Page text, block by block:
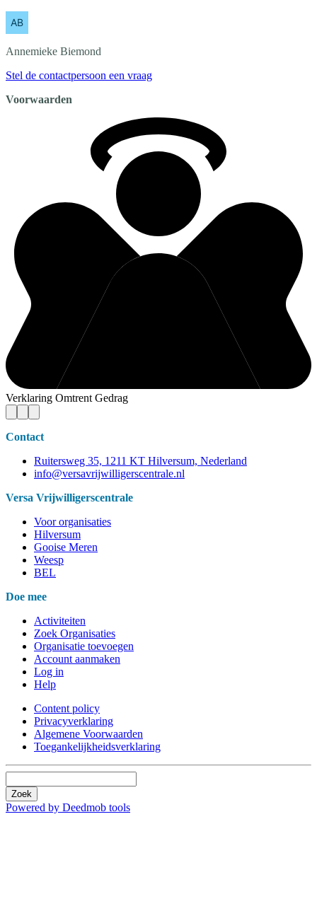
Annemieke Biemond
Stel de contactpersoon een vraag
Voorwaarden
Verklaring Omtrent Gedrag
Contact
Ruitersweg 35, 1211 KT Hilversum, Nederland
info@versavrijwilligerscentrale.nl
Versa Vrijwilligerscentrale
Voor organisaties
Hilversum
Gooise Meren
Weesp
BEL
Doe mee
Activiteiten
Zoek Organisaties
Organisatie toevoegen
Account aanmaken
Log in
Help
Content policy
Privacyverklaring
Algemene Voorwaarden
Toegankelijkheidsverklaring
Zoek
Powered by Deedmob tools